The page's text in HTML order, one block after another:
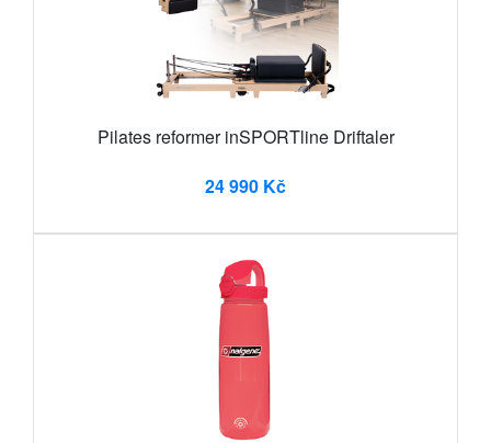
Pilates reformer inSPORTline Driftaler
24 990 Kč